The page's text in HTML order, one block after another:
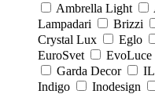
Ambrella Light
Lampadari
Brizzi
Crystal Lux
Eglo
EuroSvet
EvoLuce
Garda Decor
Indigo
Inodesign